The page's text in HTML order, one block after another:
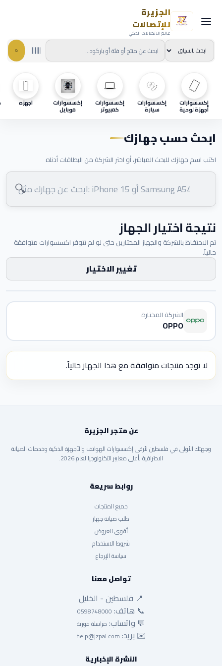
الجزيرة
للإتصالات
عالم الاتصالات الذكي
إكسسوارات
أجهزة لوحية
إكسسوارات
سيارة
إكسسوارات
كمبيوتر
إكسسوارات
موبايل
اجهزه
ابحث حسب جهازك
اكتب اسم جهازك للبحث المباشر، أو اختر الشركة من البطاقات أدناه
🔍
نتيجة اختيار الجهاز
تم الاحتفاظ بالشركة والجهاز المختارين حتى لو لم تتوفر اكسسوارات متوافقة
حالياً.
تغيير الاختيار
الشركة المختارة
OPPO
لا توجد منتجات متوافقة مع هذا الجهاز حالياً.
عن متجر الجزيرة
وجهتك الأولى في فلسطين لأرقى إكسسوارات الهواتف والأجهزة الذكية وخدمات الصيانة
الاحترافية بأعلى معايير التكنولوجيا لعام 2026.
روابط سريعة
جميع المنتجات
طلب صيانة جهاز
أقوى العروض
شروط الاستخدام
سياسة الإرجاع
تواصل معنا
📍 فلسطين - الخليل
📞 هاتف: 0598748000
💬 واتساب: مراسلة فورية
✉️ بريد: help@jzpal.com
النشرة الإخبارية